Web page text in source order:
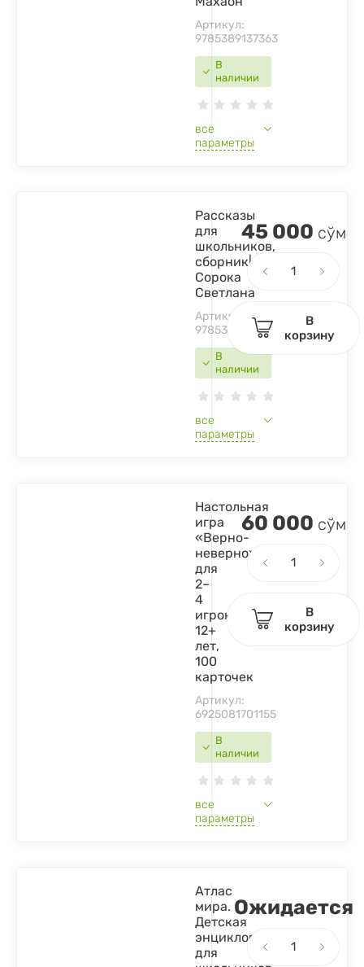
В
наличии
Артикул:
9785389137363
все
параметры
В
наличии
Рассказы
для
школьников,
сборник|
Сорока
Светлана
Артикул:
9785378345434
все
параметры
45 000 сўм
В
корзину
В
наличии
Настольная
игра
«Верно-
неверно»
для
2–
4
игроков,
12+
лет,
100
карточек
Артикул:
6925081701155
все
параметры
60 000 сўм
В
корзину
Атлас
мира.
Детская
энциклопедия
для
Ожидается